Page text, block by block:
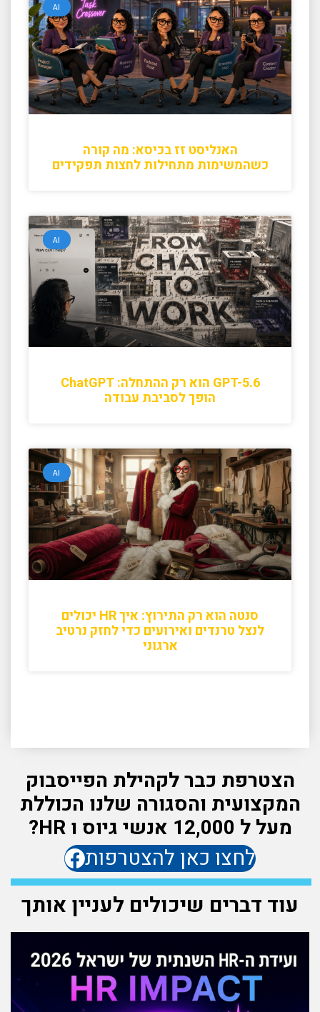
AI
האנליסט זז בכיסא: מה קורה
כשהמשימות מתחילות לחצות תפקידים
AI
GPT-5.6 הוא רק ההתחלה: ChatGPT
הופך לסביבת עבודה
AI
סנטה הוא רק התירוץ: איך HR יכולים
לנצל טרנדים ואירועים כדי לחזק נרטיב
ארגוני
הצטרפת כבר לקהילת הפייסבוק
המקצועית והסגורה שלנו הכוללת
מעל ל 12,000 אנשי גיוס ו HR?
לחצו כאן להצטרפות
עוד דברים שיכולים לעניין אותך